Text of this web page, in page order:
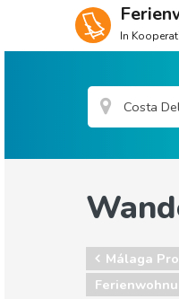
In
Málaga